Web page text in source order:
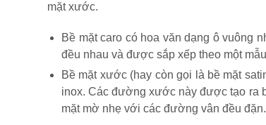
mặt xước.
Bề mặt caro có hoa văn dạng ô vuông
đều nhau và được sắp xếp theo một
Bề mặt xước (hay còn gọi là bề mặt
inox. Các đường xước này được tạo ra
mặt mờ nhẹ với các đường vân đều đặn.